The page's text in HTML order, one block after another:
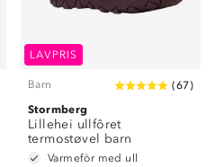
LAVPRIS
Barn (67)
Stormberg
Lillehei ullfôret
termostøvel barn
Varmefòr med ull